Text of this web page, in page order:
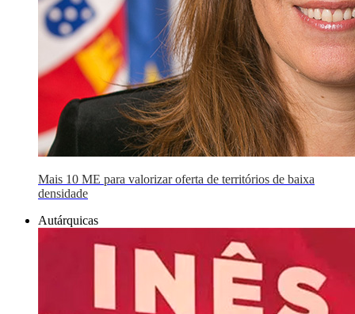
Mais 10 ME para valorizar oferta de territórios de baixa
densidade
Autárquicas